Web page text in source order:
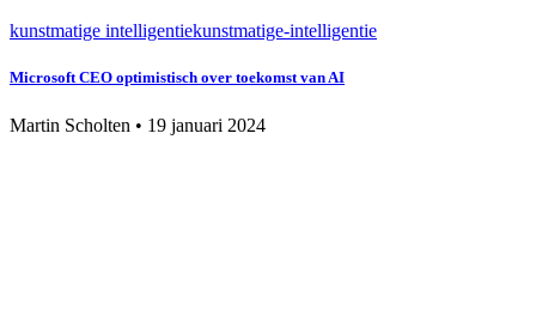
kunstmatige intelligentiekunstmatige-intelligentie
Microsoft CEO optimistisch over toekomst van AI
Martin Scholten • 19 januari 2024